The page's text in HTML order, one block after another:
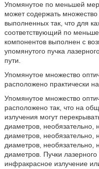
Упомянутое по меньшей
может содержать множество
выполненных так, что для
соответствующий по
компонентов выполнен с
упомянутого пучка
пути.
Упомянутое множество
расположено практически
Упомянутое множество
расположено так, что на
излучения могут
диаметров,
диаметров,
диаметров,
диаметров. Пучки
инфракрасное излучение